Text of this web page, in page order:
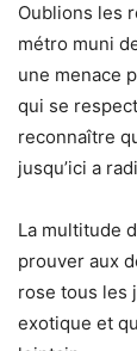
Oublions les
métro muni
une menace
qui se
reconnaître
jusqu’ici a
La multitude
prouver aux
rose tous les
exotique et